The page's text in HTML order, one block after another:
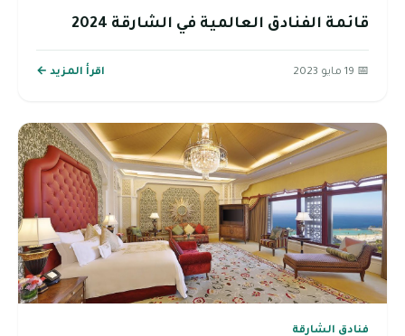
قائمة الفنادق العالمية في الشارقة 2024
📅 19 مايو 2023 اقرأ المزيد ←
فنادق الشارقة